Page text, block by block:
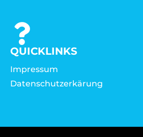
QUICKLINKS
Impressum
Datenschutzerkärung